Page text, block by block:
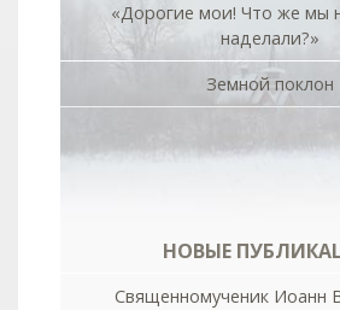
«Дорогие мои! Что же мы
наделали?»
Земной поклон
НОВЫЕ
Священномученик Иоанн